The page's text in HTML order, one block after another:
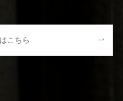
こちら